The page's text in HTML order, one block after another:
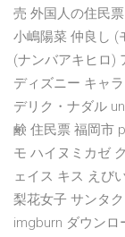
売 外国人の住民
小嶋陽菜 仲良し (
(ナンバアキヒロ)
ディズニー キャ
デリク・ナダル
鹸 住民票 福岡市
モ ハイヌミカゼ
ェイス キス えび
梨花女子 サンタ
imgburn ダウン